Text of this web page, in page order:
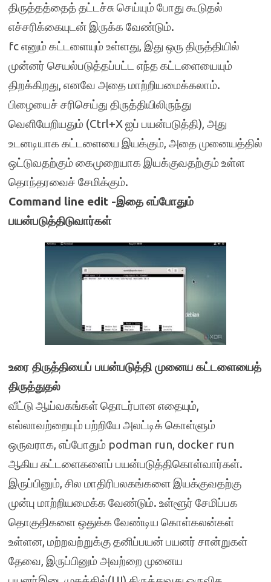
திருத்தத்தைத் தட்டச்சு செய்யும் போது கூடுதல்
எச்சரிக்கையுடன் இருக்க வேண்டும்.
fc எனும் கட்டளையும் உள்ளது, இது ஒரு திருத்தியில்
முன்னர் செயல்படுத்தப்பட்ட எந்த கட்டளையையும்
திறக்கிறது, எனவே அதை மாற்றியமைக்கலாம்.
பிழையைச் சரிசெய்து திருத்தியிலிருந்து
வெளியேறியதும் (Ctrl+X ஐப் பயன்படுத்தி), அது
உடனடியாக கட்டளையை இயக்கும், அதை முனையத்தில்
ஒட்டுவதற்கும் கைமுறையாக இயக்குவதற்கும் உள்ள
தொந்தரவைச் சேமிக்கும்.
Command line edit -இதை எப்போதும்
பயன்படுத்திடுவார்கள்
உரை திருத்தியைப் பயன்படுத்தி முனைய கட்டளையைத்
திருத்துதல்
வீட்டு ஆய்வகங்கள் தொடர்பான எதையும்,
எல்லாவற்றையும் பற்றியே அலட்டிக் கொள்ளும்
ஒருவராக, எப்போதும் podman run, docker run
ஆகிய கட்டளைகளைப் பயன்படுத்திகொள்வார்கள்.
இருப்பினும், சில மாதிரிபலகங்களை இயக்குவதற்கு
முன்பு மாற்றியமைக்க வேண்டும். உள்ளூர் சேமிப்பக
தொகுதிகளை ஒதுக்க வேண்டிய கொள்கலன்கள்
உள்ளன, மற்றவற்றுக்கு தனிப்பயன் பயனர் சான்றுகள்
தேவை, இருப்பினும் அவற்றை முனைய